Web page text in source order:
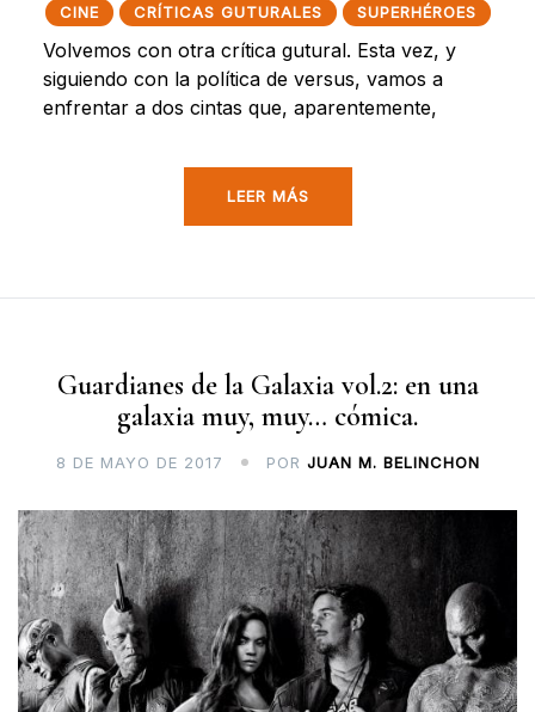
CINE CRÍTICAS GUTURALES SUPERHÉROES
Volvemos con otra crítica gutural. Esta vez, y
siguiendo con la política de versus, vamos a
enfrentar a dos cintas que, aparentemente,
LEER MÁS
Guardianes de la Galaxia vol.2: en una
galaxia muy, muy… cómica.
8 DE MAYO DE 2017 POR JUAN M. BELINCHON